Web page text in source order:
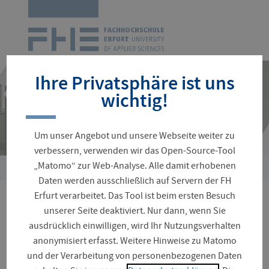
überspringen
Sie
sind
hier:
Digitale Kita
Digitale Medien gehören längst zur Lebenswelt von
Ihre Privatsphäre ist uns
wichtig!
Um unser Angebot und unsere Webseite weiter zu
verbessern, verwenden wir das Open-Source-Tool
„Matomo“ zur Web-Analyse. Alle damit erhobenen
Daten werden ausschließlich auf Servern der FH
Erfurt verarbeitet. Das Tool ist beim ersten Besuch
unserer Seite deaktiviert. Nur dann, wenn Sie
ausdrücklich einwilligen, wird Ihr Nutzungsverhalten
anonymisiert erfasst. Weitere Hinweise zu Matomo
und der Verarbeitung von personenbezogenen Daten